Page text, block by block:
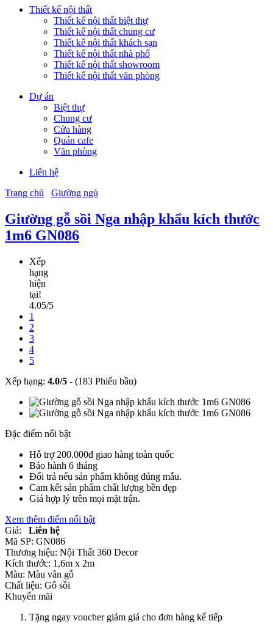
Thiết kế nội thất
Thiết kế nội thất biệt thự
Thiết kế nội thất chung cư
Thiết kế nội thất khách sạn
Thiết kế nội thất nhà phố
Thiết kế nội thất showroom
Thiết kế nội thất văn phòng
Dự án
Biệt thự
Chung cư
Cửa hàng
Quán cafe
Văn phòng
Liên hệ
Trang chủ
Giường ngủ
Giường gỗ sồi Nga nhập khẩu kích thước
1m6 GN086
Xếp
hạng
hiện
tại!
4.05/5
1
2
3
4
5
Xếp hạng: 4.0/5 - (183 Phiếu bầu)
Đặc điểm nổi bật
Hỗ trợ 200.000đ giao hàng toàn quốc
Bảo hành 6 tháng
Đổi trả nếu sản phẩm không đúng mẫu.
Cam kết sản phẩm chất lượng bền đẹp
Giá hợp lý trên mọi mặt trận.
Xem thêm điểm nổi bật
Giá:
Liên hệ
Mã SP: GN086
Thương hiệu: Nội Thất 360 Decor
Kích thước: 1,6m x 2m
Màu: Màu vân gỗ
Chất liệu: Gỗ sồi
Khuyến mãi
Tặng ngay voucher giảm giá cho đơn hàng kế tiếp